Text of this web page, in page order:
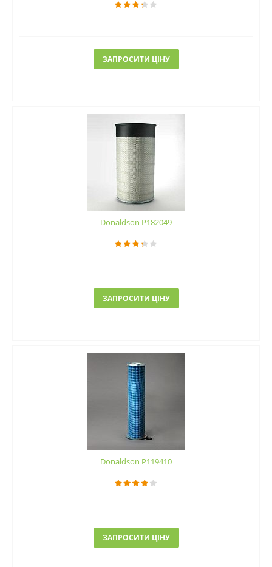
ЗАПРОСИТИ ЦІНУ
Donaldson P182049
ЗАПРОСИТИ ЦІНУ
Donaldson P119410
ЗАПРОСИТИ ЦІНУ